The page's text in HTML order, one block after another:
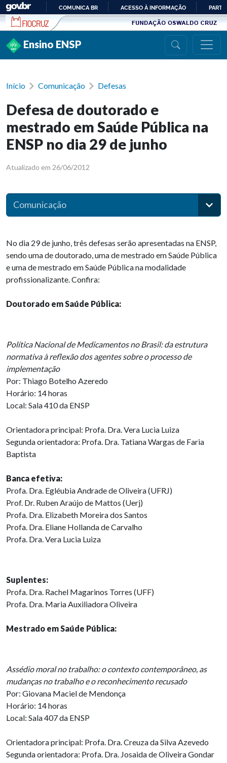
Ir para conteúdo
PARA
COMUNICA BR ACESSO À INFORMAÇÃO
Ensino ENSP
Início Comunicação Defesas
Defesa de doutorado e
mestrado em Saúde Pública na
ENSP no dia 29 de junho
Atualizado em 26/06/2012
Comunicação
No dia 29 de junho, três defesas serão apresentadas na ENSP,
sendo uma de doutorado, uma de mestrado em Saúde Pública
e uma de mestrado em Saúde Pública na modalidade
profissionalizante. Confira:
Doutorado em Saúde Pública:
Política Nacional de Medicamentos no Brasil: da estrutura
normativa à reflexão dos agentes sobre o processo de
implementação
Por: Thiago Botelho Azeredo
Horário: 14 horas
Local: Sala 410 da ENSP
Orientadora principal: Profa. Dra. Vera Lucia Luiza
Segunda orientadora: Profa. Dra. Tatiana Wargas de Faria
Baptista
Banca efetiva:
Profa. Dra. Egléubia Andrade de Oliveira (UFRJ)
Prof. Dr. Ruben Araújo de Mattos (Uerj)
Profa. Dra. Elizabeth Moreira dos Santos
Profa. Dra. Eliane Hollanda de Carvalho
Profa. Dra. Vera Lucia Luiza
Suplentes:
Profa. Dra. Rachel Magarinos Torres (UFF)
Profa. Dra. Maria Auxiliadora Oliveira
Mestrado em Saúde Pública:
Assédio moral no trabalho: o contexto contemporâneo, as
mudanças no trabalho e o reconhecimento recusado
Por: Giovana Maciel de Mendonça
Horário: 14 horas
Local: Sala 407 da ENSP
Orientadora principal: Profa. Dra. Creuza da Silva Azevedo
Segunda orientadora: Profa. Dra. Josaida de Oliveira Gondar